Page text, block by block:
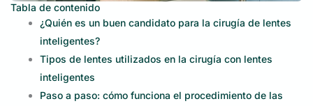
Tabla de contenido
¿Quién es un buen candidato para la cirugía de lentes
inteligentes?
Tipos de lentes utilizados en la cirugía con lentes
inteligentes
Paso a paso: cómo funciona el procedimiento de las